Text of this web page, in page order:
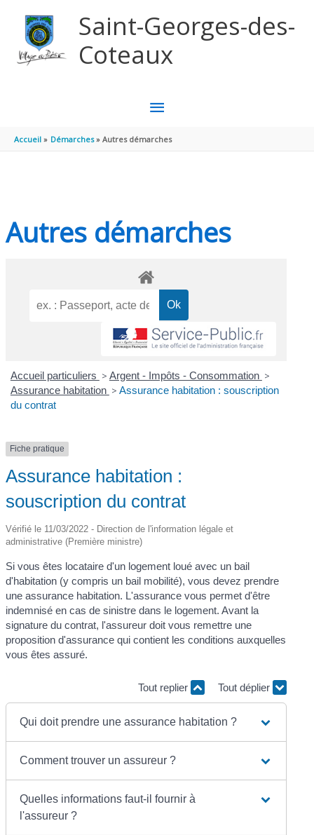
Saint-Georges-des-
Coteaux
MENU
PRINCIPAL
Accueil Démarches Autres démarches
Autres démarches
Accueil particuliers > Argent - Impôts - Consommation >
Assurance habitation > Assurance habitation : souscription
du contrat
Fiche pratique
Assurance habitation :
souscription du contrat
Vérifié le 11/03/2022 - Direction de l'information légale et
administrative (Première ministre)
Si vous êtes locataire d'un logement loué avec un bail
d'habitation (y compris un bail mobilité), vous devez prendre
une assurance habitation. L'assurance vous permet d'être
indemnisé en cas de sinistre dans le logement. Avant la
signature du contrat, l'assureur doit vous remettre une
proposition d'assurance qui contient les conditions auxquelles
vous êtes assuré.
Tout replier Tout déplier
Qui doit prendre une assurance habitation ?
Comment trouver un assureur ?
Quelles informations faut-il fournir à
l'assureur ?